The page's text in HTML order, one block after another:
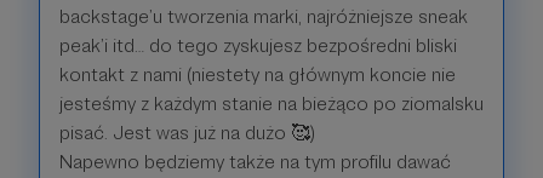
backstage’u tworzenia marki, najróżniejsze sneak
peak’i itd… do tego zyskujesz bezpośredni bliski
kontakt z nami (niestety na głównym koncie nie
jesteśmy z każdym stanie na bieżąco po ziomalsku
pisać. Jest was już na dużo 🥰)
Napewno będziemy także na tym profilu dawać